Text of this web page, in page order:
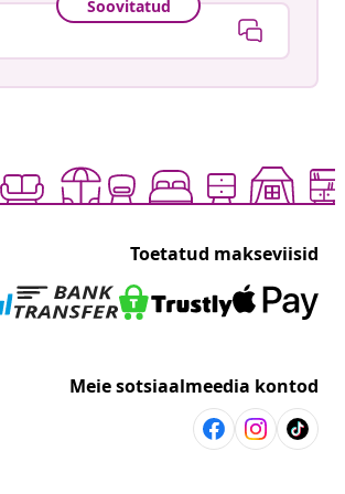
Soovitatud
Toetatud makseviisid
Meie sotsiaalmeedia kontod